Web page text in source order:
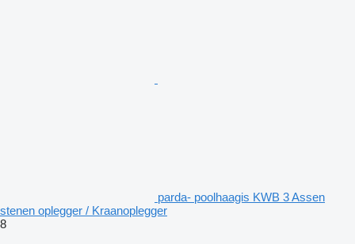
parda- poolhaagis KWB 3 Assen
stenen oplegger / Kraanoplegger
8